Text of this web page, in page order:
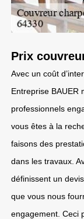
Prix
Avec un coût
Entreprise BAUER
professionnels
vous êtes à la
faisons des
dans les travaux.
définissent un
que vous nous
engagement. Ceci